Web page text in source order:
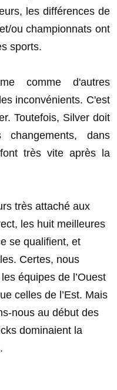
les différences de
ou championnats ont
sports.
comme d'autres
inconvénients. C'est
Toutefois, Silver doit
dans
très vite après la
très attaché aux
les huit meilleures
se qualifient, et
Certes, nous
équipes de l’Ouest
celles de l’Est. Mais
nous au début des
dominaient la